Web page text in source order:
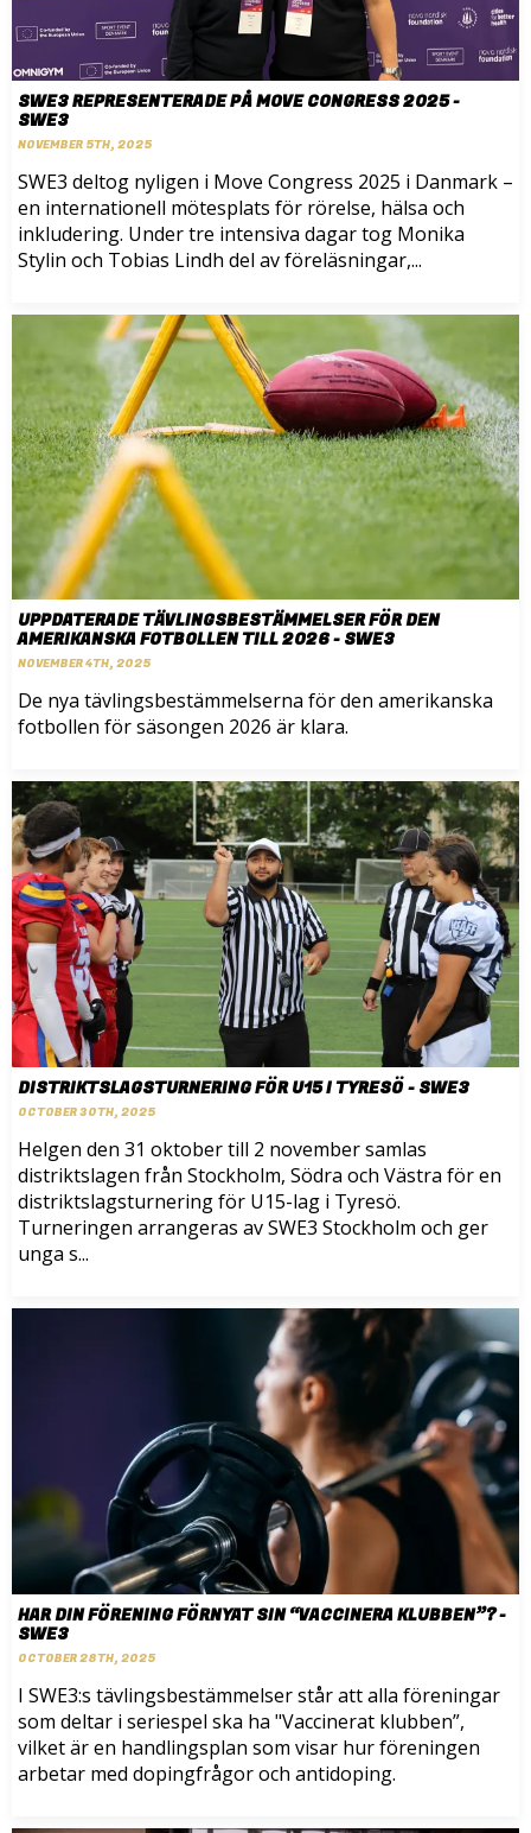
SWE3 REPRESENTERADE PÅ MOVE CONGRESS 2025 -
SWE3
NOVEMBER 5TH, 2025
SWE3 deltog nyligen i Move Congress 2025 i Danmark –
en internationell mötesplats för rörelse, hälsa och
inkludering. Under tre intensiva dagar tog Monika
Stylin och Tobias Lindh del av föreläsningar,...
UPPDATERADE TÄVLINGSBESTÄMMELSER FÖR DEN
AMERIKANSKA FOTBOLLEN TILL 2026 - SWE3
NOVEMBER 4TH, 2025
De nya tävlingsbestämmelserna för den amerikanska
fotbollen för säsongen 2026 är klara.
DISTRIKTSLAGSTURNERING FÖR U15 I TYRESÖ - SWE3
OCTOBER 30TH, 2025
Helgen den 31 oktober till 2 november samlas
distriktslagen från Stockholm, Södra och Västra för en
distriktslagsturnering för U15-lag i Tyresö.
Turneringen arrangeras av SWE3 Stockholm och ger
unga s...
HAR DIN FÖRENING FÖRNYAT SIN “VACCINERA KLUBBEN”? -
SWE3
OCTOBER 28TH, 2025
I SWE3:s tävlingsbestämmelser står att alla föreningar
som deltar i seriespel ska ha "Vaccinerat klubben”,
vilket är en handlingsplan som visar hur föreningen
arbetar med dopingfrågor och antidoping.